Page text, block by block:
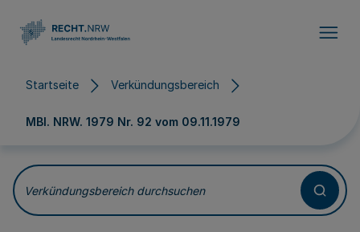
Startseite Verkündungsbereich
MBl. NRW. 1979 Nr. 92 vom 09.11.1979
Verkündungsbereich durchsuchen